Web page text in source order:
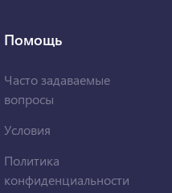
Помощь
Часто задаваемые
вопросы
Условия
Политика
конфиденциальности